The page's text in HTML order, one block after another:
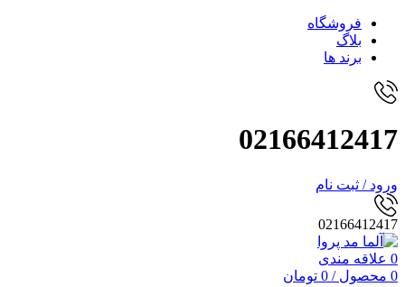
فروشگاه
بلاگ
برند ها
02166412417
ورود / ثبت نام
02166412417
0 علاقه مندی
0 محصول /
0 تومان